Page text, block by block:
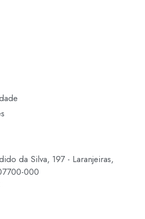
da Silva, 197 - Laranjeiras,
000